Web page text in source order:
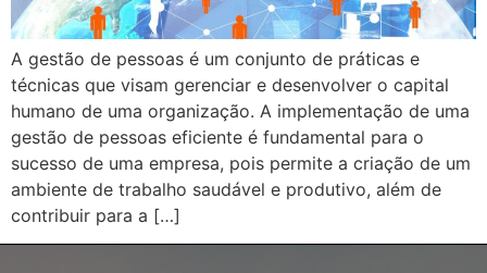
A gestão de pessoas é um conjunto de práticas e
técnicas que visam gerenciar e desenvolver o capital
humano de uma organização. A implementação de uma
gestão de pessoas eficiente é fundamental para o
sucesso de uma empresa, pois permite a criação de um
ambiente de trabalho saudável e produtivo, além de
contribuir para a […]